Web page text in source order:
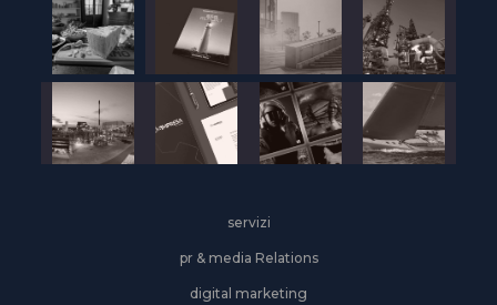
servizi
pr & media Relations
digital marketing